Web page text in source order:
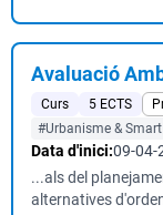
Avaluació
Curs 5 ECTS
#Urbanisme &
Data d'inici:09-04-
...als del
alternatives